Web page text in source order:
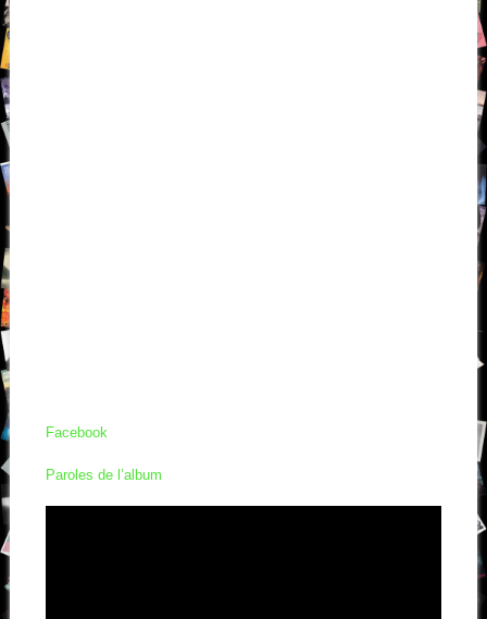
Facebook
Paroles de l’album